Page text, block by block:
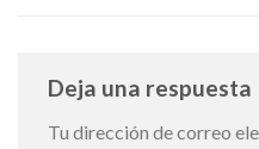
Deja una respuesta
Tu dirección de correo